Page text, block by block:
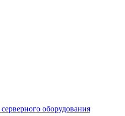
оборудования